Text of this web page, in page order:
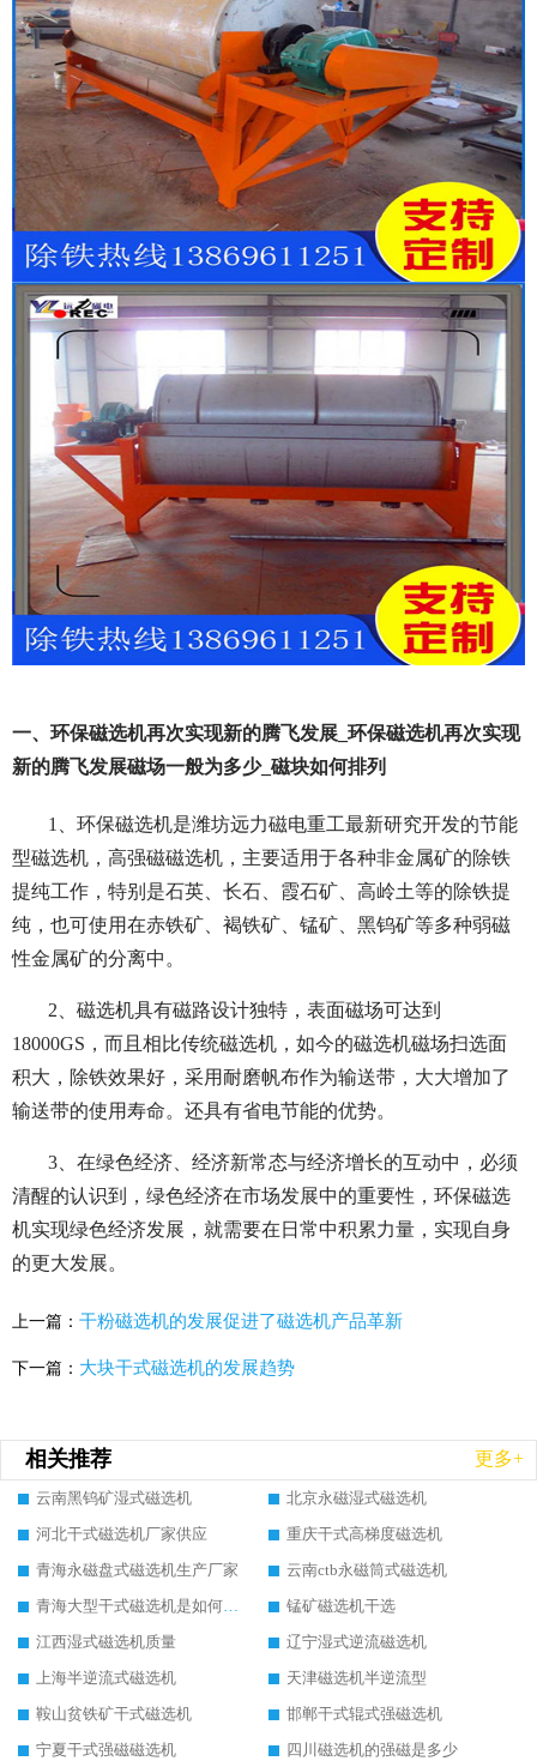
一、环保磁选机再次实现新的腾飞发展_环保磁选机再次实现
新的腾飞发展磁场一般为多少_磁块如何排列
1、环保磁选机是潍坊远力磁电重工最新研究开发的节能
型磁选机，高强磁磁选机，主要适用于各种非金属矿的除铁
提纯工作，特别是石英、长石、霞石矿、高岭土等的除铁提
纯，也可使用在赤铁矿、褐铁矿、锰矿、黑钨矿等多种弱磁
性金属矿的分离中。
2、磁选机具有磁路设计独特，表面磁场可达到
18000GS，而且相比传统磁选机，如今的磁选机磁场扫选面
积大，除铁效果好，采用耐磨帆布作为输送带，大大增加了
输送带的使用寿命。还具有省电节能的优势。
3、在绿色经济、经济新常态与经济增长的互动中，必须
清醒的认识到，绿色经济在市场发展中的重要性，环保磁选
机实现绿色经济发展，就需要在日常中积累力量，实现自身
的更大发展。
上一篇： 干粉磁选机的发展促进了磁选机产品革新
下一篇： 大块干式磁选机的发展趋势
相关推荐 更多+
云南黑钨矿湿式磁选机
北京永磁湿式磁选机
河北干式磁选机厂家供应
重庆干式高梯度磁选机
青海永磁盘式磁选机生产厂家
云南ctb永磁筒式磁选机
青海大型干式磁选机是如何选矿的
锰矿磁选机干选
江西湿式磁选机质量
辽宁湿式逆流磁选机
上海半逆流式磁选机
天津磁选机半逆流型
鞍山贫铁矿干式磁选机
邯郸干式辊式强磁选机
宁夏干式强磁磁选机
四川磁选机的强磁是多少